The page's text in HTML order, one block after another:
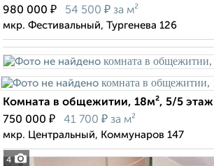
980 000 ₽ 54 500 ₽ за м²
мкр. Фестивальный, Тургенева 126
4
Комната в общежитии, 18м², 5/5 этаж
750 000 ₽ 41 700 ₽ за м²
мкр. Центральный, Коммунаров 147